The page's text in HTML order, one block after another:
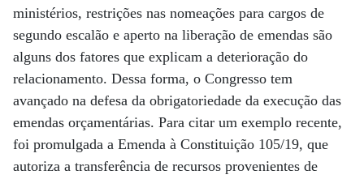
ministérios, restrições nas nomeações para cargos de
segundo escalão e aperto na liberação de emendas são
alguns dos fatores que explicam a deterioração do
relacionamento. Dessa forma, o Congresso tem
avançado na defesa da obrigatoriedade da execução das
emendas orçamentárias. Para citar um exemplo recente,
foi promulgada a Emenda à Constituição 105/19, que
autoriza a transferência de recursos provenientes de